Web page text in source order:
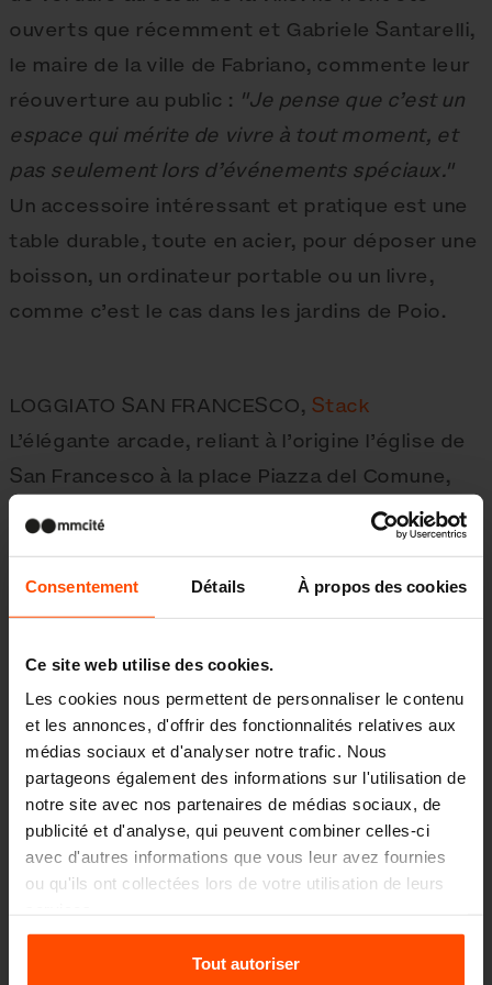
Consentement Détails À propos des cookies
Ce site web utilise des cookies.
Les cookies nous permettent de personnaliser le contenu
et les annonces, d'offrir des fonctionnalités relatives aux
médias sociaux et d'analyser notre trafic. Nous
partageons également des informations sur l'utilisation de
notre site avec nos partenaires de médias sociaux, de
publicité et d'analyse, qui peuvent combiner celles-ci
avec d'autres informations que vous leur avez fournies
ou qu'ils ont collectées lors de votre utilisation de leurs
Pour plus d'informations, veuillez consulter le
Tout autoriser
ouverts que récemment et Gabriele Santarelli,
le maire de la ville de Fabriano, commente leur
réouverture au public : "Je pense que c’est un
espace qui mérite de vivre à tout moment, et
pas seulement lors d’événements spéciaux."
Un accessoire intéressant et pratique est une
table durable, toute en acier, pour déposer une
boisson, un ordinateur portable ou un livre,
comme c’est le cas dans les jardins de Poio.
LOGGIATO SAN FRANCESCO, Stack
L’élégante arcade, reliant à l’origine l’église de
San Francesco à la place Piazza del Comune,
possède 19 arcs encadrant une belle vue sur la
place triangulaire avec une fontaine et le
Pallazzo del Podesta. L’architecture de la
Renaissance est impeccablement
accompagnée par des ensembles de fauteuils
et de tables Stack. Vous les connaissez à partir
d’un grand nombre d’autres projets dans des
couleurs pastel incomparables. Pour cette
occasion, nous avons choisi une combinaison
de lamelles de bois et d’une structure en acier
galvanisé brun foncé.
PINACOTECA MOLAJOLI,Manta